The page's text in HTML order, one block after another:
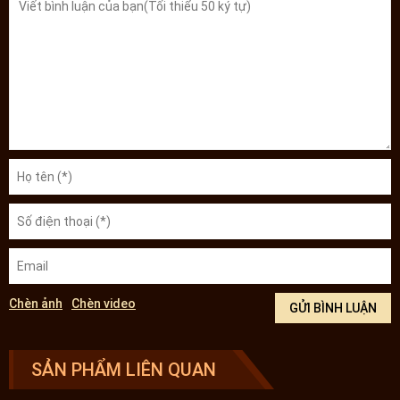
hợp chăm sóc sức khỏe hàng ngày. Chính Phủ Hàn Quốc cũng luôn
biếu tặng trong các dịp trọng đại. Thiết kế hộp sang trọng, đóng 20
ống tiện lợi khi dùng nên được khách hàng đánh rất tốt cả về chất
lượng và tính tiện lợi. Hiện đây là sản phẩm có doanh sốt bán chạy
nhất tại Hàn Quốc ở mọi thời điểm.
Cách sử dụng tinh chất dễ sâm núi Hàn Quốc
Dùng hàng ngày để chăm sóc sức khỏe, phòng bệnh, nâng cao đề
kháng. Nên duy trì liều lượng ổn định, đều, đúng, đủ để có hiệu quả
buổi sáng và buổi trưa. Không nên dùng vào buổi chiều tối, tối có
thể dẫn đến mất ngủ.
Chèn ảnh Chèn video
SẢN PHẨM LIÊN QUAN